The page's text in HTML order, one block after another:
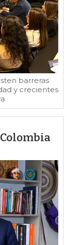
barreras
y crecientes